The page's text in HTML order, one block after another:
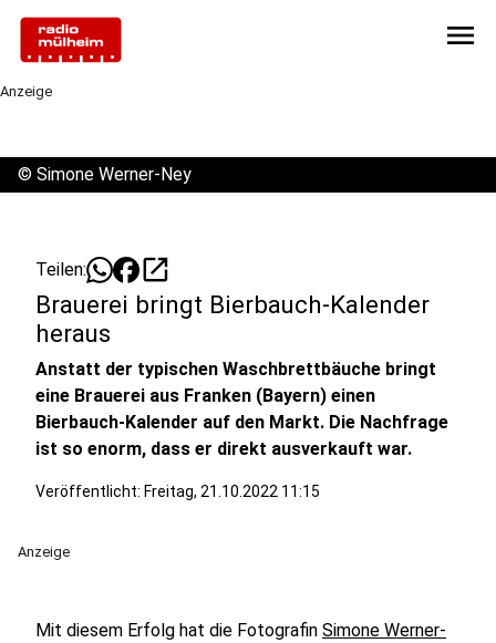
menu
Anzeige
© Simone Werner-Ney
Teilen: open_in_new
Brauerei bringt Bierbauch-Kalender
heraus
Anstatt der typischen Waschbrettbäuche bringt
eine Brauerei aus Franken (Bayern) einen
Bierbauch-Kalender auf den Markt. Die Nachfrage
ist so enorm, dass er direkt ausverkauft war.
Veröffentlicht: Freitag, 21.10.2022 11:15
Anzeige
Mit diesem Erfolg hat die Fotografin Simone Werner-